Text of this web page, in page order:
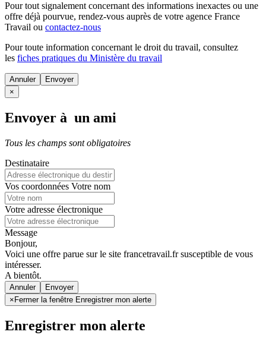
Pour tout signalement concernant des informations inexactes ou une
offre déjà pourvue, rendez-vous auprès de votre agence France
Travail ou contactez-nous
Pour toute information concernant le droit du travail, consultez
les fiches pratiques du Ministère du travail
Annuler
×
Envoyer à un ami
Tous les champs sont obligatoires
Destinataire
Vos coordonnées Votre nom
Votre adresse électronique
Message
Bonjour,
Voici une offre parue sur le site francetravail.fr susceptible de vous
intéresser.
A bientôt.
Annuler
× Fermer la fenêtre Enregistrer mon alerte
Enregistrer mon alerte